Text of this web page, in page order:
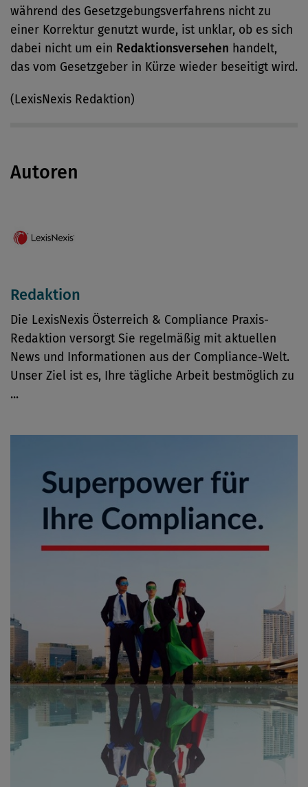
während des Gesetzgebungsverfahrens nicht zu
einer Korrektur genutzt wurde, ist unklar, ob es sich
dabei nicht um ein Redaktionsversehen handelt,
das vom Gesetzgeber in Kürze wieder beseitigt wird.
(LexisNexis Redaktion)
Autoren
Redaktion
Die LexisNexis Österreich & Compliance Praxis-
Redaktion versorgt Sie regelmäßig mit aktuellen
News und Informationen aus der Compliance-Welt.
Unser Ziel ist es, Ihre tägliche Arbeit bestmöglich zu
...